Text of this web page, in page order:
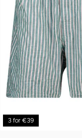
3 for €39